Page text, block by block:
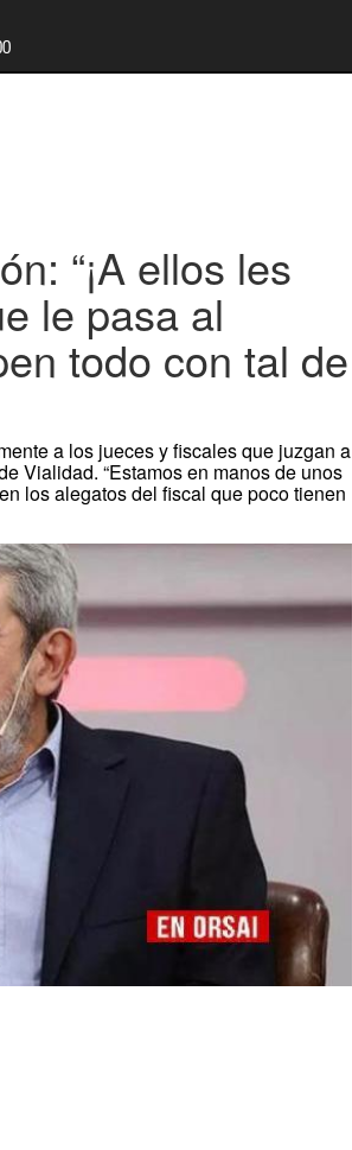
“¡A ellos les
le pasa al
todo con tal de
a los jueces y fiscales que juzgan a
Vialidad. “Estamos en manos de unos
los alegatos del fiscal que poco tienen